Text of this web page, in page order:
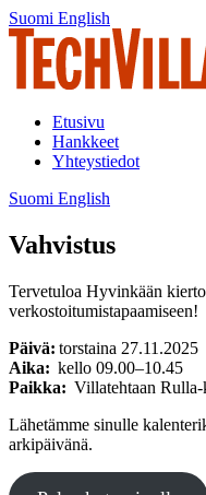
Siirry
sisältöön
Suomi Suomi
English
Etusivu
Hankkeet
Yhteystiedot
Suomi Suomi
English
Vahvistus
Tervetuloa Hyvinkään
verkostoitumistapaamiseen!
Päivä: torstaina 27.11.2025
Aika: kello 09.00–10.45
Paikka: Villatehtaan
Lähetämme sinulle
arkipäivänä.